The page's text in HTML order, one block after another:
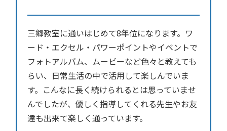
三郷教室に通いはじめて8年位になります。ワ
ード・エクセル・パワーポイントやイベントで
フォトアルバム、ムービーなど色々と教えても
らい、日常生活の中で活用して楽しんでいま
す。こんなに長く続けられるとは思っていませ
んでしたが、優しく指導してくれる先生やお友
達も出来て楽しく通っています。